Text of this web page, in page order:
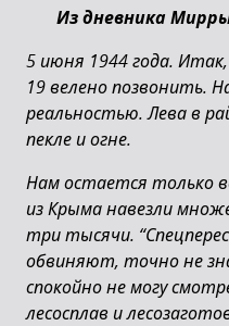
Из дневника
5 июня 1944 года.
19 велено позвонить.
реальностью. Лева в
пекле и огне.
Нам остается только
из Крыма навезли
три тысячи.
обвиняют, точно не
спокойно не могу
лесосплав и